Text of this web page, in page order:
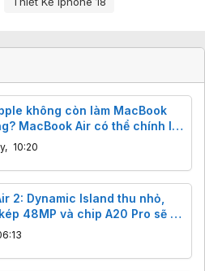
không còn làm MacBook
MacBook Air có thể chính là
, 10:20
2: Dynamic Island thu nhỏ,
48MP và chip A20 Pro sẽ ra